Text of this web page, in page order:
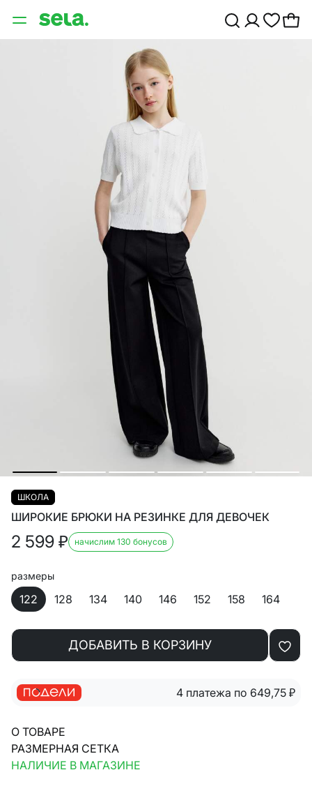
ШКОЛА
ШИРОКИЕ БРЮКИ НА РЕЗИНКЕ ДЛЯ ДЕВОЧЕК
2 599 ₽ начислим 130 бонусов
размеры
122 128 134 140 146 152 158 164
ДОБАВИТЬ В КОРЗИНУ
4 платежа по 649,75 ₽
О ТОВАРЕ
РАЗМЕРНАЯ СЕТКА
НАЛИЧИЕ В МАГАЗИНЕ